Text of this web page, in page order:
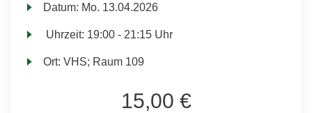
Datum: Mo. 13.04.2026
Uhrzeit: 19:00 - 21:15 Uhr
Ort:VHS; Raum 109
15,00 €